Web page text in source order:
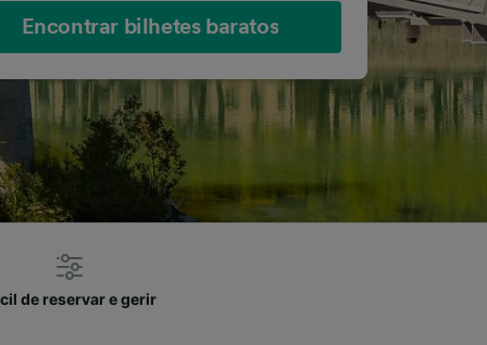
Encontrar bilhetes baratos
de reservar e gerir